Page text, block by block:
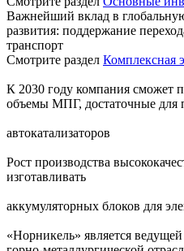
Важнейший вклад в
развития: поддержание
транспорт
Смотрите раздел Комплексная
К 2030 году компания сможет
объемы МПГ, достаточные для
автокатализаторов
Рост производства
изготавливать
аккумуляторных блоков для
«Норникель» является